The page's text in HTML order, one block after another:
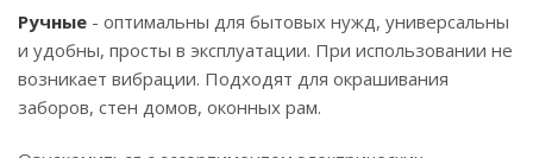
Ручные - оптимальны для бытовых нужд, универсальны
и удобны, просты в эксплуатации. При использовании не
возникает вибрации. Подходят для окрашивания
заборов, стен домов, оконных рам.